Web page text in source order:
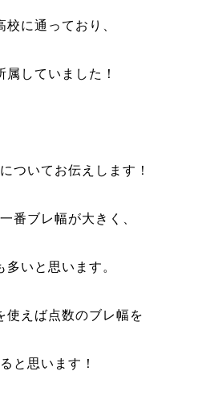
に通っており、
属していました！
についてお伝えします！
番ブレ幅が大きく、
いと思います。
使えば点数のブレ幅を
と思います！